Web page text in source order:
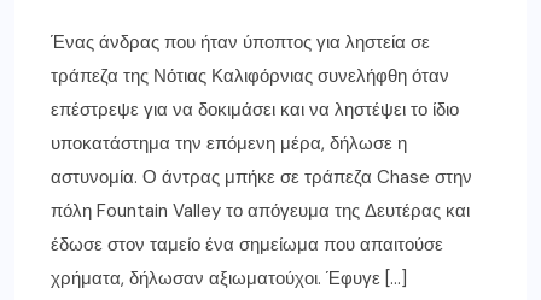
Ένας άνδρας που ήταν ύποπτος για ληστεία σε
τράπεζα της Νότιας Καλιφόρνιας συνελήφθη όταν
επέστρεψε για να δοκιμάσει και να ληστέψει το ίδιο
υποκατάστημα την επόμενη μέρα, δήλωσε η
αστυνομία. Ο άντρας μπήκε σε τράπεζα Chase στην
πόλη Fountain Valley το απόγευμα της Δευτέρας και
έδωσε στον ταμείο ένα σημείωμα που απαιτούσε
χρήματα, δήλωσαν αξιωματούχοι. Έφυγε […]